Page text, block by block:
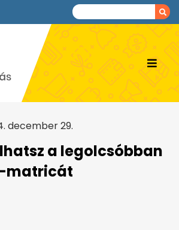
december 29.
a legolcsóbban
matricát